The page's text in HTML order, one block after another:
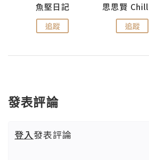
魚堅日記
追蹤 追蹤
發表評論
登入發表評論